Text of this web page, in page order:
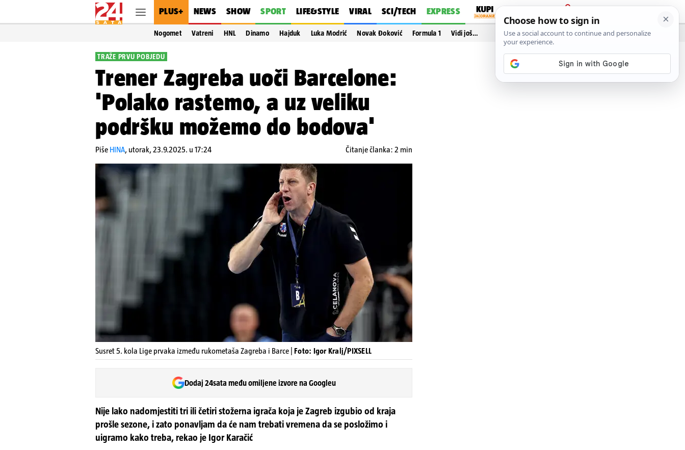
PLUS+ NEWS SHOW SPORT LIFE&STYLE VIRAL SCI/TECH EXPRESS
PRIJAVA
Nogomet Vatreni HNL Dinamo Hajduk Luka Modrić Novak Đoković Formula 1 Vidi još…
TRAŽE PRVU POBJEDU
Trener Zagreba uoči Barcelone:
'Polako rastemo, a uz veliku
podršku možemo do bodova'
Piše HINA, utorak, 23.9.2025. u 17:24 Čitanje članka: 2 min
Susret 5. kola Lige prvaka između rukometaša Zagreba i Barce | Foto: Igor Kralj/PIXSELL
Dodaj 24sata među omiljene izvore na Googleu
Nije lako nadomjestiti tri ili četiri stožerna igrača koja je Zagreb izgubio od kraja
prošle sezone, i zato ponavljam da će nam trebati vremena da se posložimo i
uigramo kako treba, rekao je Igor Karačić